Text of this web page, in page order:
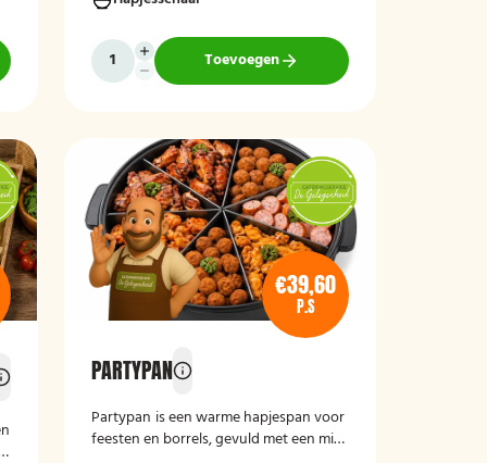
serveren.
Toevoegen
€39,60
P.S
PARTYPAN
Partypan is een warme hapjespan voor
feesten en borrels, gevuld met een mix